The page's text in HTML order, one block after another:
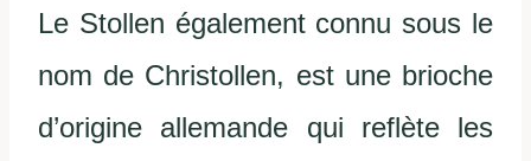
Le Stollen également connu sous le
nom de Christollen, est une brioche
d’origine allemande qui reflète les